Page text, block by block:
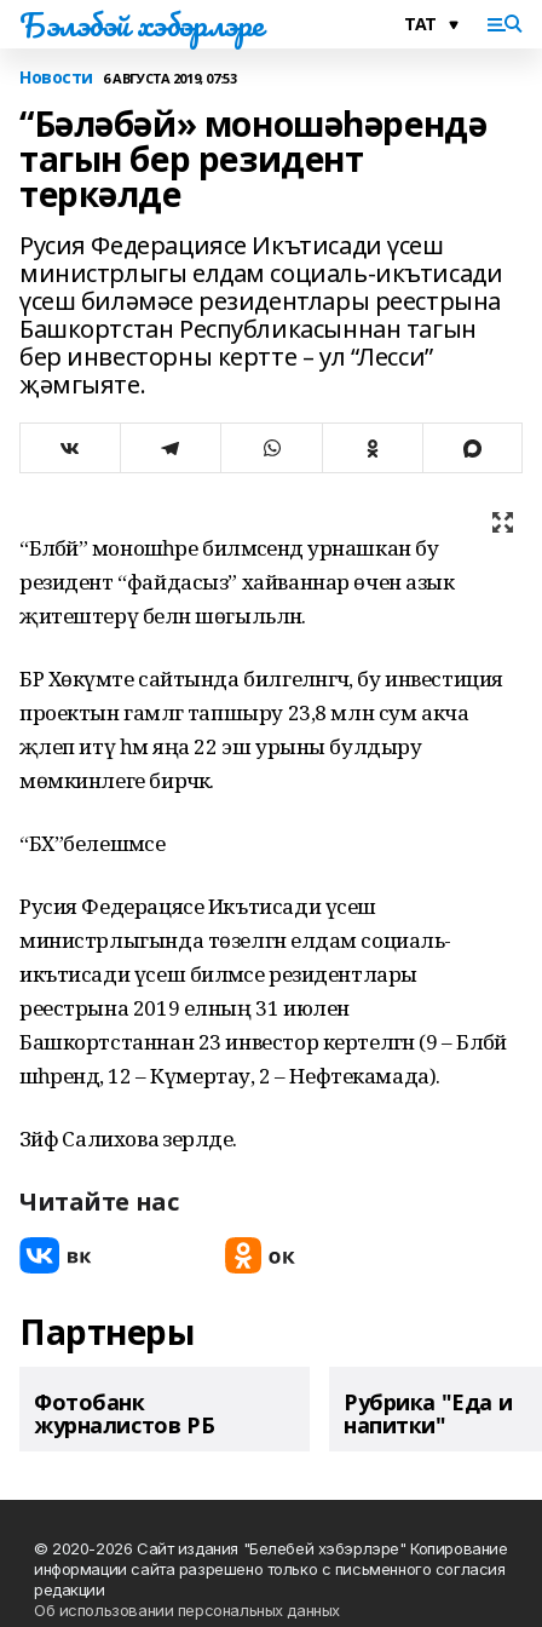
Бэлэбэй хэбэрлэре
Новости 6 АВГУСТА 2019, 07:53
“Бәләбәй» моношәһәрендә
тагын бер резидент
теркәлде
Русия Федерациясе Икътисади үсеш
министрлыгы елдам социаль-икътисади
үсеш биләмәсе резидентлары реестрына
Башкортстан Республикасыннан тагын
бер инвесторны кертте – ул “Лесси”
җәмгыяте.
“Бәләбәй” моношәһәре биләмәсендә урнашкан бу
резидент “файдасыз” хайваннар өчен азык
җитештерү белән шөгыльләнә.
БР Хөкүмәте сайтында билгеләнгәчә, бу инвестиция
проектын гамәлгә тапшыру 23,8 млн сум акча
җәлеп итү һәм яңа 22 эш урыны булдыру
мөмкинлеге бирәчәк.
“БХ”белешмәсе
Русия Федерацясе Икътисади үсеш
министрлыгында төзелгән елдам социаль-
икътисади үсеш биләмәсе резидентлары
реестрына 2019 елның 31 июленә
Башкортстаннан 23 инвестор кертелгән (9 – Бәләбәй
шәһәрендә, 12 – Күмертау, 2 – Нефтекамада).
Зәйфә Салихова әзерләде.
Читайте нас
Партнеры
Фотобанк
журналистов РБ
Рубрика "Еда и
напитки"
© 2020-2026 Сайт издания "Белебей хэбэрлэре" Копирование
информации сайта разрешено только с письменного согласия
редакции
Об использовании персональных данных